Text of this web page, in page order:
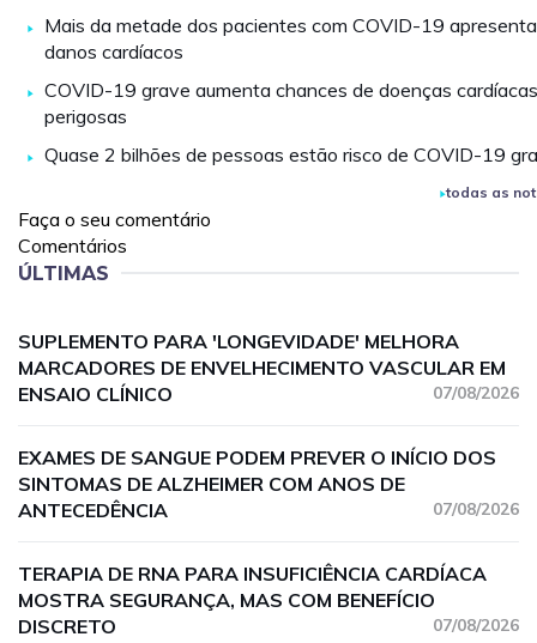
Mais da metade dos pacientes com COVID-19
danos cardíacos
COVID-19 grave aumenta chances de doenças cardíacas
perigosas
Quase 2 bilhões de pessoas estão risco de COVID-19
todas as
Faça o seu comentário
Comentários
ÚLTIMAS
SUPLEMENTO PARA 'LONGEVIDADE' MELHORA
MARCADORES DE ENVELHECIMENTO VASCULAR EM
ENSAIO CLÍNICO
07/08/2026
EXAMES DE SANGUE PODEM PREVER O INÍCIO DOS
SINTOMAS DE ALZHEIMER COM ANOS DE
ANTECEDÊNCIA
07/08/2026
TERAPIA DE RNA PARA INSUFICIÊNCIA CARDÍACA
MOSTRA SEGURANÇA, MAS COM BENEFÍCIO
DISCRETO
07/08/2026